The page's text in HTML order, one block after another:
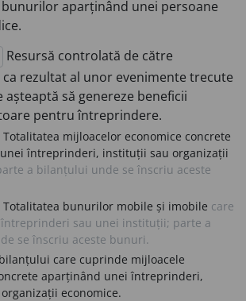
aparținând unei persoane
Resursă controlată de către
rezultat al unor evenimente trecute
așteaptă să genereze beneficii
pentru întreprindere.
Totalitatea mijloacelor economice concrete
întreprinderi, instituții sau organizații
a bilanțului unde se înscriu aceste
Totalitatea bunurilor mobile și imobile care
sau unei instituții; parte a
se înscriu aceste bunuri.
care cuprinde mijloacele
aparținând unei întreprinderi,
economice.